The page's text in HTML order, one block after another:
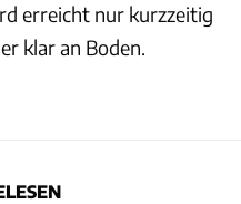
erreicht nur kurzzeitig
klar an Boden.